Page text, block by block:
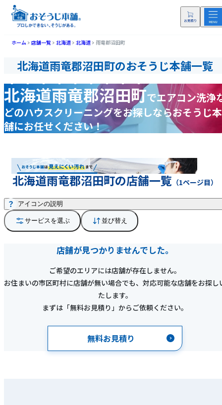
ホーム 店舗一覧 北海道 北海道 雨竜郡沼田町
北海道雨竜郡沼田町のおそうじ本舗一覧
北海道雨竜郡沼田町でエアコン洗浄
どのハウスクリーニングをお探しならおそうじ本
舗にお任せください！
北海道雨竜郡沼田町の店舗一覧 （1ページ目）
サービスを選ぶ 並び替え
アイコンの説明
店舗が見つかりませんでした。
ご希望のエリアには店舗が存在しません。
お住まいの市区町村に店舗が無い場合でも、対応可能な店舗をお探し
たします。
まずは「無料お見積り」からご依頼ください。
無料お見積り